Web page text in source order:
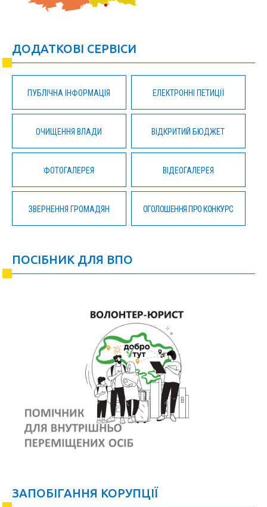
ДОДАТКОВІ СЕРВІСИ
ПУБЛІЧНА ІНФОРМАЦІЯ ЕЛЕКТРОННІ ПЕТИЦІЇ
ОЧИЩЕННЯ ВЛАДИ ВІДКРИТИЙ БЮДЖЕТ
ФОТОГАЛЕРЕЯ ВІДЕОГАЛЕРЕЯ
ЗВЕРНЕННЯ ГРОМАДЯН ОГОЛОШЕННЯ ПРО КОНКУРС
ПОСІБНИК ДЛЯ ВПО
ЗАПОБІГАННЯ КОРУПЦІЇ